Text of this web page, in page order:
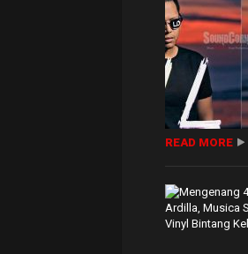
READ MORE